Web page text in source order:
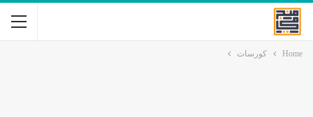
Home كورسات